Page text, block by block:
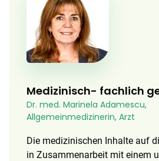
Medizinisch- fachlich
Dr. med. Marinela Adamescu,
Allgemeinmedizinerin, Arzt
Die medizinischen Inhalte auf
in Zusammenarbeit mit einem